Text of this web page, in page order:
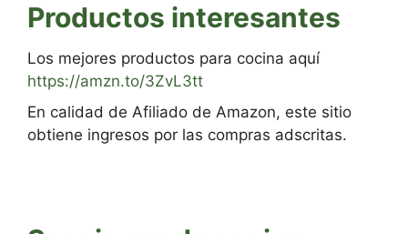
Productos interesantes
Los mejores productos para cocina aquí
https://amzn.to/3ZvL3tt
En calidad de Afiliado de Amazon, este sitio
obtiene ingresos por las compras adscritas.